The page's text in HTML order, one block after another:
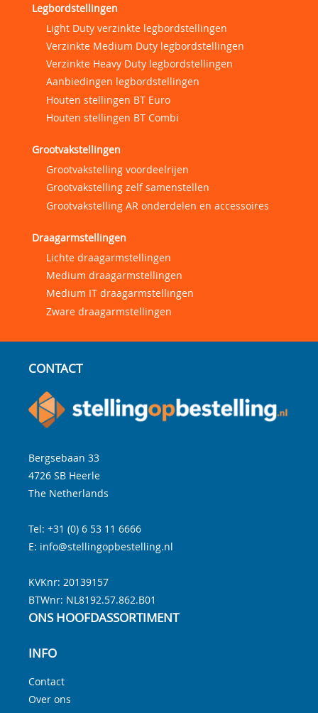
Legbordstellingen
Light Duty verzinkte legbordstellingen
Verzinkte Medium Duty legbordstellingen
Verzinkte Heavy Duty legbordstellingen
Aanbiedingen legbordstellingen
Houten stellingen BT Euro
Houten stellingen BT Combi
Grootvakstellingen
Grootvakstelling voordeelrijen
Grootvakstelling zelf samenstellen
Grootvakstelling AR onderdelen en accessoires
Draagarmstellingen
Lichte draagarmstellingen
Medium draagarmstellingen
Medium IT draagarmstellingen
Zware draagarmstellingen
CONTACT
Bergsebaan 33
4726 SB Heerle
The Netherlands
Tel: +31 (0) 6 53 11 6666
E: info@stellingopbestelling.nl
KVKnr: 20139157
BTWnr: NL8192.57.862.B01
ONS HOOFDASSORTIMENT
INFO
Contact
Over ons